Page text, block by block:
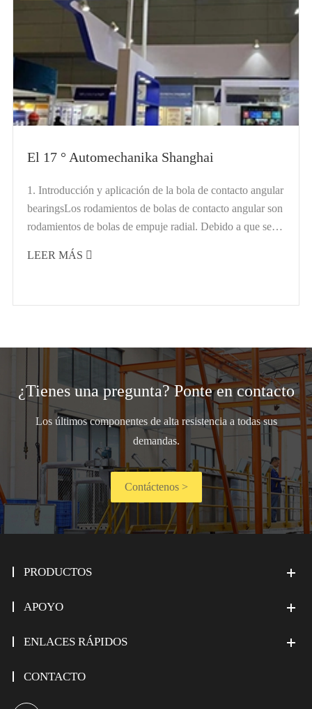
El 17 ° Automechanika Shanghai
1. Introducción y aplicación de la bola de contacto angular
bearingsLos rodamientos de bolas de contacto angular son
rodamientos de bolas de empuje radial. Debido a que se
radial es...
LEER MÁS 
¿Tienes una pregunta? Ponte en contacto
Los últimos componentes de alta resistencia a todas sus
demandas.
Contáctenos >
PRODUCTOS
APOYO
ENLACES RÁPIDOS
CONTACTO